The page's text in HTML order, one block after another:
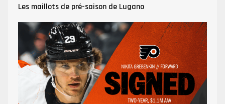
Les maillots de pré-saison de Lugano